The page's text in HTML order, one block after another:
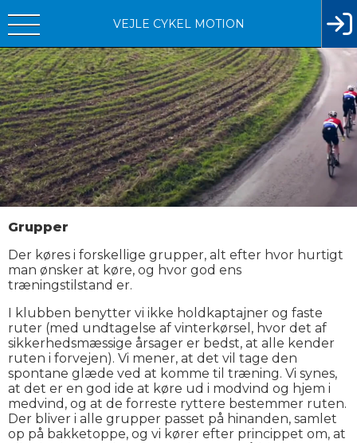
VEJLE CYKEL MOTION
Grupper
Der køres i forskellige grupper, alt efter hvor hurtigt
man ønsker at køre, og hvor god ens
træningstilstand er.
I klubben benytter vi ikke holdkaptajner og faste
ruter (med undtagelse af vinterkørsel, hvor det af
sikkerhedsmæssige årsager er bedst, at alle kender
ruten i forvejen). Vi mener, at det vil tage den
spontane glæde ved at komme til træning. Vi synes,
at det er en god ide at køre ud i modvind og hjem i
medvind, og at de forreste ryttere bestemmer ruten.
Der bliver i alle grupper passet på hinanden, samlet
op på bakketoppe, og vi kører efter princippet om, at